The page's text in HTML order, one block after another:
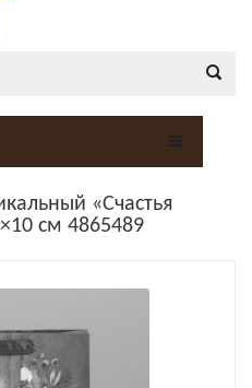
«Счастья
см 4865489